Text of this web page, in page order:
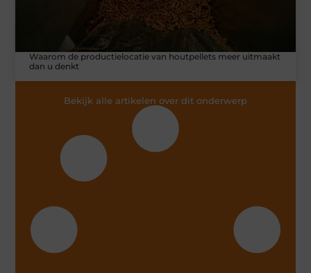
Waarom de productielocatie van houtpellets meer uitmaakt
dan u denkt
Bekijk alle artikelen over dit onderwerp